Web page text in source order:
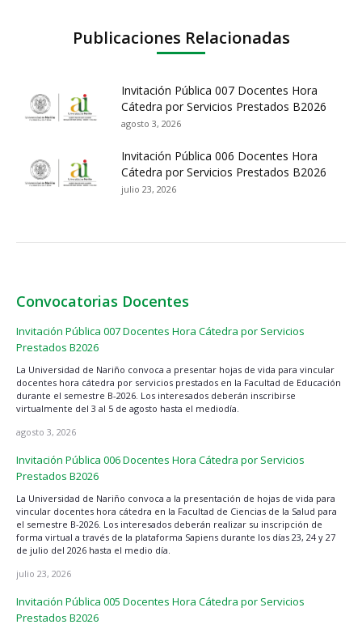
Publicaciones Relacionadas
Invitación Pública 007 Docentes Hora
Cátedra por Servicios Prestados B2026
agosto 3, 2026
Invitación Pública 006 Docentes Hora
Cátedra por Servicios Prestados B2026
julio 23, 2026
Convocatorias Docentes
Invitación Pública 007 Docentes Hora Cátedra por Servicios
Prestados B2026
La Universidad de Nariño convoca a presentar hojas de vida para vincular
docentes hora cátedra por servicios prestados en la Facultad de Educación
durante el semestre B-2026. Los interesados deberán inscribirse
virtualmente del 3 al 5 de agosto hasta el mediodía.
agosto 3, 2026
Invitación Pública 006 Docentes Hora Cátedra por Servicios
Prestados B2026
La Universidad de Nariño convoca a la presentación de hojas de vida para
vincular docentes hora cátedra en la Facultad de Ciencias de la Salud para
el semestre B-2026. Los interesados deberán realizar su inscripción de
forma virtual a través de la plataforma Sapiens durante los días 23, 24 y 27
de julio del 2026 hasta el medio día.
julio 23, 2026
Invitación Pública 005 Docentes Hora Cátedra por Servicios
Prestados B2026